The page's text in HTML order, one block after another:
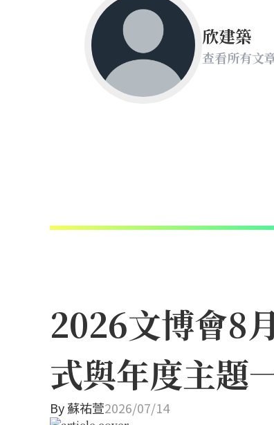
欣建築
查看所有文
2026文博會8
式與年度主題
By蘇祐萱2026/07/14